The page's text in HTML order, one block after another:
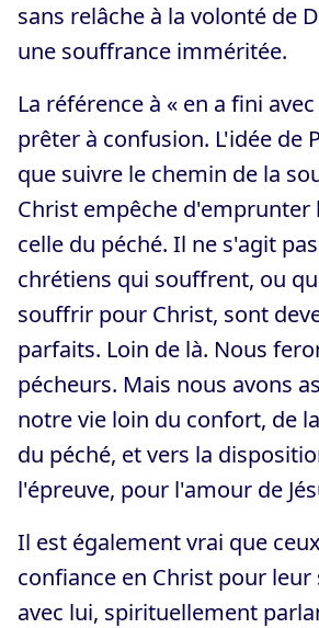
sans relâche à la volonté de
une souffrance imméritée.
La référence à « en a fini
prêter à confusion. L'idée de
que suivre le chemin de la
Christ empêche d'emprunter
celle du péché. Il ne s'agit
chrétiens qui souffrent, ou
souffrir pour Christ, sont
parfaits. Loin de là. Nous
pécheurs. Mais nous avons
notre vie loin du confort, de
du péché, et vers la
l'épreuve, pour l'amour de
Il est également vrai que
confiance en Christ pour
avec lui, spirituellement